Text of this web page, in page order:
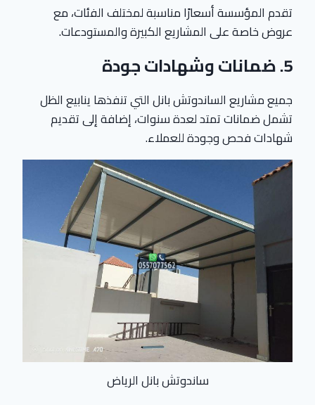
تقدم المؤسسة أسعارًا مناسبة لمختلف الفئات، مع
عروض خاصة على المشاريع الكبيرة والمستودعات.
5. ضمانات وشهادات جودة
جميع مشاريع الساندوتش بانل التي تنفذها ينابيع الظل
تشمل ضمانات تمتد لعدة سنوات، إضافة إلى تقديم
شهادات فحص وجودة للعملاء.
ساندوتش بانل الرياض